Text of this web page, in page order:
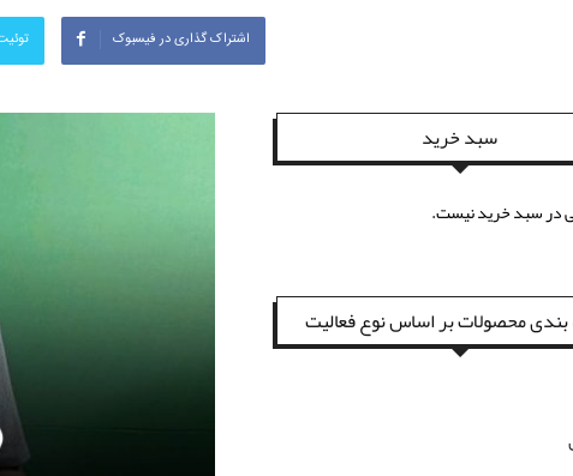
اشتراک گذاری در فیسبوک
سبد خرید
در سبد خرید نیست.
محصولات بر اساس نوع فعالیت